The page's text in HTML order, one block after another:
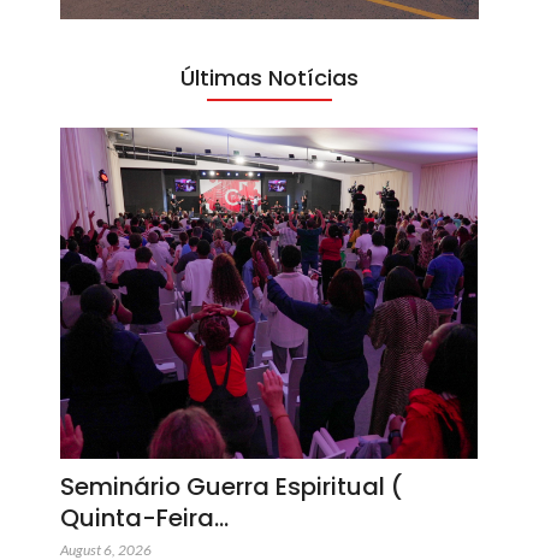
Últimas Notícias
Seminário Guerra Espiritual (
Quinta-Feira…
August 6, 2026